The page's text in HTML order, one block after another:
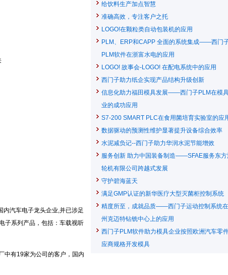
内汽车电子龙头企业,并已涉足
子系列产品，包括：车载视听
中有19家为公司的客户，国内
给饮料生产加点智慧
准确高效，专注客户之托
LOGO!在颗粒类自动包装机的应用
PLM、ERP和CAPP 全面的系统集成——西门
PLM软件在浙富水电的应用
LOGO! 故事会-LOGO! 在配电系统中的应用
西门子助力纸企实现产品结构升级创新
信息化助力福田模具发展——西门子PLM在模
业的成功应用
S7-200 SMART PLC在食用菌培育实验室的应
数据驱动的预测性维护显著提升设备综合效率
水泥减负记--西门子助力华润水泥节能增效
服务创新 助力中国装备制造——SFAE服务东方
轮机有限公司跨越式发展
守护碧海蓝天
满足GMP认证的新华医疗大型灭菌柜控制系统
精度所至，成就品质——西门子运动控制系统
州克迈特钻铣中心上的应用
西门子PLM软件助力模具企业按照欧洲汽车零
应商规格开发模具